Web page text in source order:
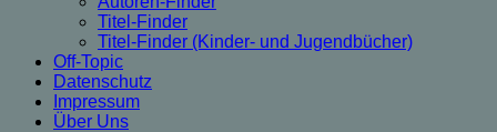
Titel-Finder
Titel-Finder (Kinder- und Jugendbücher)
Off-Topic
Datenschutz
Impressum
Über Uns